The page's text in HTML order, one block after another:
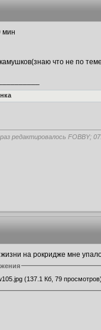
мин
что не по
редактировалось FOBBY;
на рокридже мне
(137.1 Кб, 79